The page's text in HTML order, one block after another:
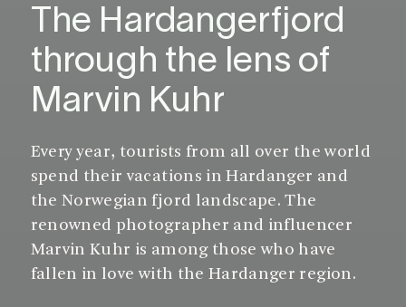
The Hardangerfjord
through the lens of
Marvin Kuhr
Every year, tourists from all over the world
spend their vacations in Hardanger and
the Norwegian fjord landscape. The
renowned photographer and influencer
Marvin Kuhr is among those who have
fallen in love with the Hardanger region.